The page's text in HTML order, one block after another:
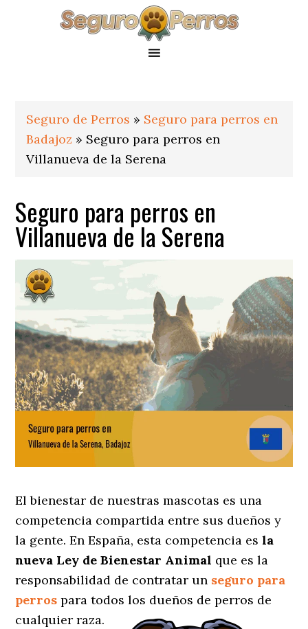
Seguro de Perros » Seguro para perros en
Badajoz » Seguro para perros en
Villanueva de la Serena
Seguro para perros en
Villanueva de la Serena
El bienestar de nuestras mascotas es una
competencia compartida entre sus dueños y
la gente. En España, esta competencia esla
nueva Ley de Bienestar Animal que es la
responsabilidad de contratar un seguro para
perros para todos los dueños de perros de
cualquier raza.